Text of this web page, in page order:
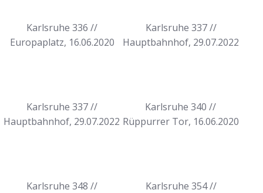
Karlsruhe 336 //
Europaplatz, 16.06.2020
Karlsruhe 337 //
Hauptbahnhof, 29.07.2022
Karlsruhe 337 //
Hauptbahnhof, 29.07.2022
Karlsruhe 340 //
Rüppurrer Tor, 16.06.2020
Karlsruhe 348 //
Karlsruhe 354 //